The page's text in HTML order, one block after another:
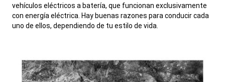
vehículos eléctricos a batería, que funcionan exclusivamente
con energía eléctrica. Hay buenas razones para conducir cada
uno de ellos, dependiendo de tu estilo de vida.